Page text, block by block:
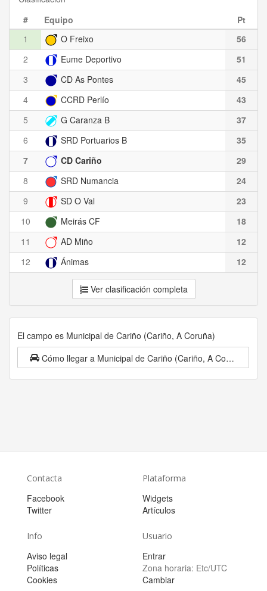
#
Equipo
Pt
1
O Freixo
56
2
Eume Deportivo
51
3
CD As Pontes
45
4
CCRD Perlío
43
5
G Caranza B
37
6
SRD Portuarios B
35
7
CD Cariño
29
8
SRD Numancia
24
9
SD O Val
23
10
Meirás CF
18
11
AD Miño
12
12
Ánimas 12
Ver clasificación completa
El campo es Municipal de Cariño (Cariño, A Coruña)
Cómo llegar a Municipal de Cariño (Cariño, A Coruña)
Contacta
Facebook
Twitter
Plataforma
Widgets
Artículos
Info
Aviso legal
Políticas
Cookies
Usuario
Entrar
Zona horaria: Etc/UTC
Cambiar